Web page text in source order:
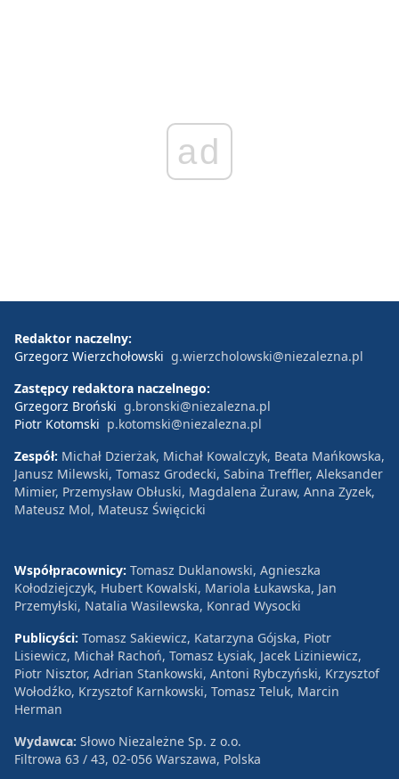
ad
Redaktor naczelny:
Grzegorz Wierzchołowski g.wierzcholowski@niezalezna.pl
Zastępcy redaktora naczelnego:
Grzegorz Broński g.bronski@niezalezna.pl
Piotr Kotomski p.kotomski@niezalezna.pl
Zespół: Michał Dzierżak, Michał Kowalczyk, Beata Mańkowska,
Janusz Milewski, Tomasz Grodecki, Sabina Treffler, Aleksander
Mimier, Przemysław Obłuski, Magdalena Żuraw, Anna Zyzek,
Mateusz Mol, Mateusz Święcicki
Współpracownicy: Tomasz Duklanowski, Agnieszka
Kołodziejczyk, Hubert Kowalski, Mariola Łukawska, Jan
Przemyłski, Natalia Wasilewska, Konrad Wysocki
Publicyści: Tomasz Sakiewicz, Katarzyna Gójska, Piotr
Lisiewicz, Michał Rachoń, Tomasz Łysiak, Jacek Liziniewicz,
Piotr Nisztor, Adrian Stankowski, Antoni Rybczyński, Krzysztof
Wołodźko, Krzysztof Karnkowski, Tomasz Teluk, Marcin
Herman
Wydawca: Słowo Niezależne Sp. z o.o.
Filtrowa 63 / 43, 02-056 Warszawa, Polska